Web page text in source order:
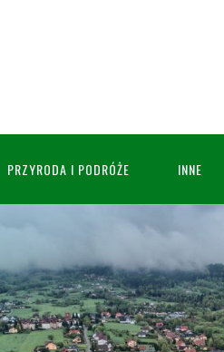
PRZYRODA I PODRÓŻE INNE